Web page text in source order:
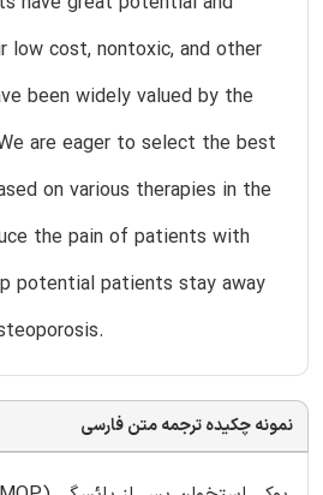
low cost, nontoxic, and other
been widely valued by the
are eager to select the best
on various therapies in the
the pain of patients with
potential patients stay away
نمونه چکیده ترجمه متن فارسی